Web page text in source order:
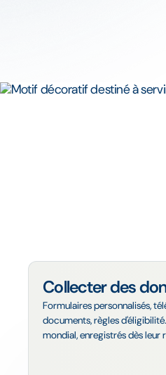
Collecter des
Formulaires personnalisés,
documents, règles
mondial, enregistrés dès leur